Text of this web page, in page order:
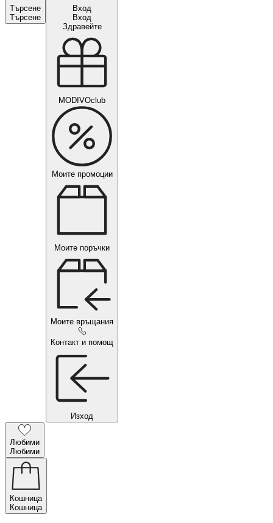
Търсене
Търсене
Вход
Вход
Здравейте
MODIVOclub
Моите промоции
Моите поръчки
Моите връщания
Контакт и помощ
Изход
Любими
Любими
Кошница
Кошница